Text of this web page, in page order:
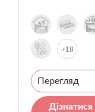
+18
Перегляд